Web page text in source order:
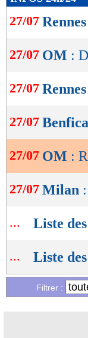
de
lecture
OK
27/07 Rennes
27/07 OM :
27/07 Rennes
27/07 Benfica
27/07 OM :
27/07 Milan
... Liste
... Liste
Filtrer :